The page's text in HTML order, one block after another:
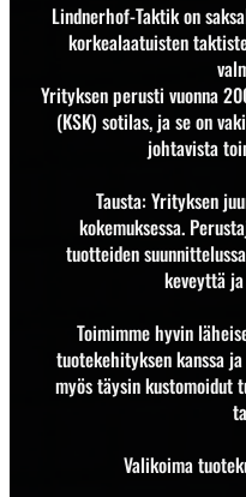
Lindnerhof-Taktik on
korkealaatuisten
Yrityksen perusti vuonna
(KSK) sotilas, ja se on
johtavista
Tausta: Yrityksen
kokemuksessa.
tuotteiden
keveyttä
Toimimme hyvin
tuotekehityksen kanssa
myös täysin kustomoidut
Valikoima